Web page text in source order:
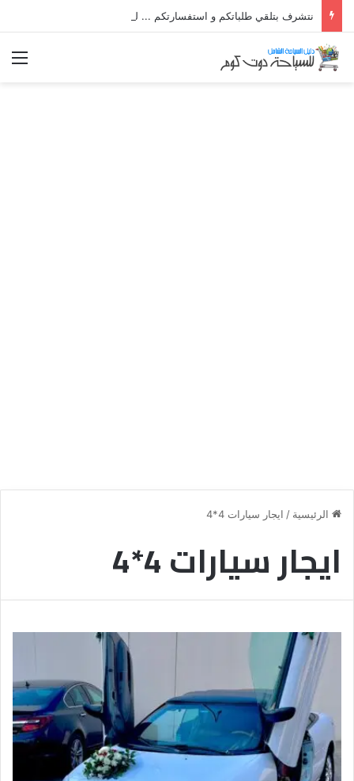
الرئيسية / ايجار سيارات 4*4
ايجار سيارات 4*4